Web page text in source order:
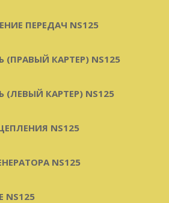
ПЕРЕДАЧ NS125
(ПРАВЫЙ КАРТЕР) NS125
(ЛЕВЫЙ КАРТЕР) NS125
NS125
NS125
NS125